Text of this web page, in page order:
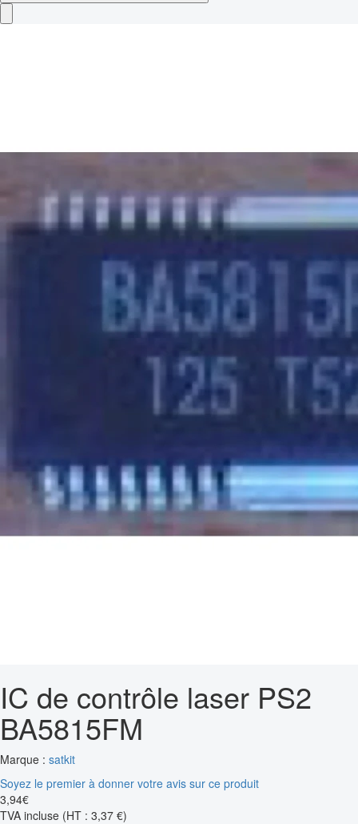
IC de contrôle laser PS2
BA5815FM
Marque : satkit
Soyez le premier à donner votre avis sur ce produit
3,94€
TVA incluse (HT : 3,37 €)